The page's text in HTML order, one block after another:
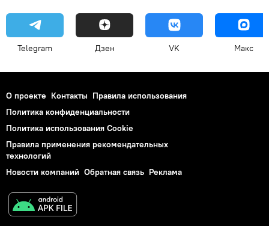
Telegram Дзен VK Макс
О проекте Контакты Правила использования
Политика конфиденциальности
Политика использования Cookie
Правила применения рекомендательных
технологий
Новости компаний Обратная связь Реклама